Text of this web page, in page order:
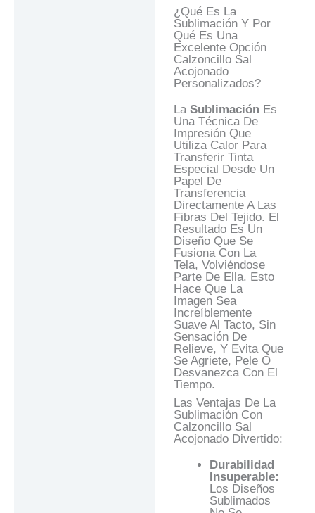
¿Qué Es La
Sublimación Y Por
Qué Es Una
Excelente Opción
Calzoncillo Sal
Acojonado
Personalizados?
La SublimaciónEs
Una Técnica De
Impresión Que
Utiliza Calor Para
Transferir Tinta
Especial Desde Un
Papel De
Transferencia
Directamente A Las
Fibras Del Tejido. El
Resultado Es Un
Diseño Que Se
Fusiona Con La
Tela, Volviéndose
Parte De Ella. Esto
Hace Que La
Imagen Sea
Increíblemente
Suave Al Tacto, Sin
Sensación De
Relieve, Y Evita Que
Se Agriete, Pele O
Desvanezca Con El
Tiempo.
Las Ventajas De La
Sublimación Con
Calzoncillo Sal
Acojonado Divertido:
Durabilidad
Insuperable:
Los Diseños
Sublimados